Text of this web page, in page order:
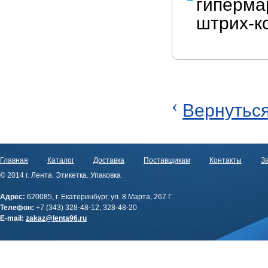
штрих-
‹
Главная Каталог Доставка Поставщикам Контакты
© 2014 г. Лента. Этикетка. Упаковка
Адрес: 620085, г. Екатеринбург, ул. 8 Марта, 267 Г
Телефон: +7 (343) 328-48-12, 328-48-20
E-mail: zakaz@lenta96.ru